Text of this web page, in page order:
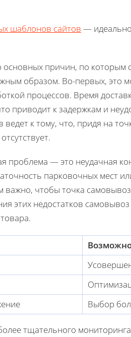
шаблонов сайтов —
основных причин, по которым
образом. Во-первых, это
процессов. Время
приводит к задержкам и
ведет к тому, что, придя на
проблема — это неудачная
парковочных мест
важно, чтобы точка
этих недостатков
Выбор
тщательного